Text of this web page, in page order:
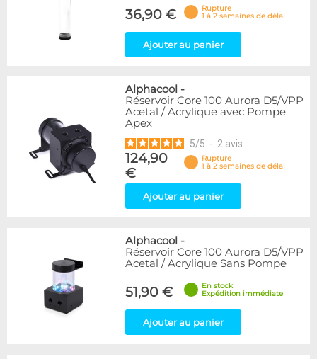
36,90 €
Rupture
1 à 2 semaines de délai
Ajouter au panier
Alphacool -
Réservoir Core 100 Aurora D5/VPP
Acetal / Acrylique avec Pompe
Apex
5/5 - 2 avis
124,90
€
Rupture
1 à 2 semaines de délai
Ajouter au panier
Alphacool -
Réservoir Core 100 Aurora D5/VPP
Acetal / Acrylique Sans Pompe
51,90 €
En stock
Expédition immédiate
Ajouter au panier